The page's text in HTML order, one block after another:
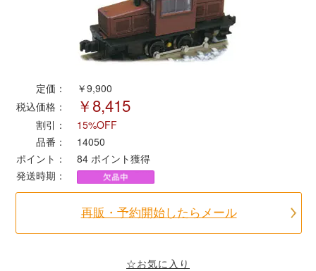
マイクロエース
タカラトミー（プラレール）
ポポンデッタ
MODEMO(モデモ)
定価：
￥9,900
税込価格：
￥8,415
割引：
15%OFF
品番：
14050
ポイント：
84 ポイント獲得
発送時期：
再販・予約開始したらメール
☆お気に入り